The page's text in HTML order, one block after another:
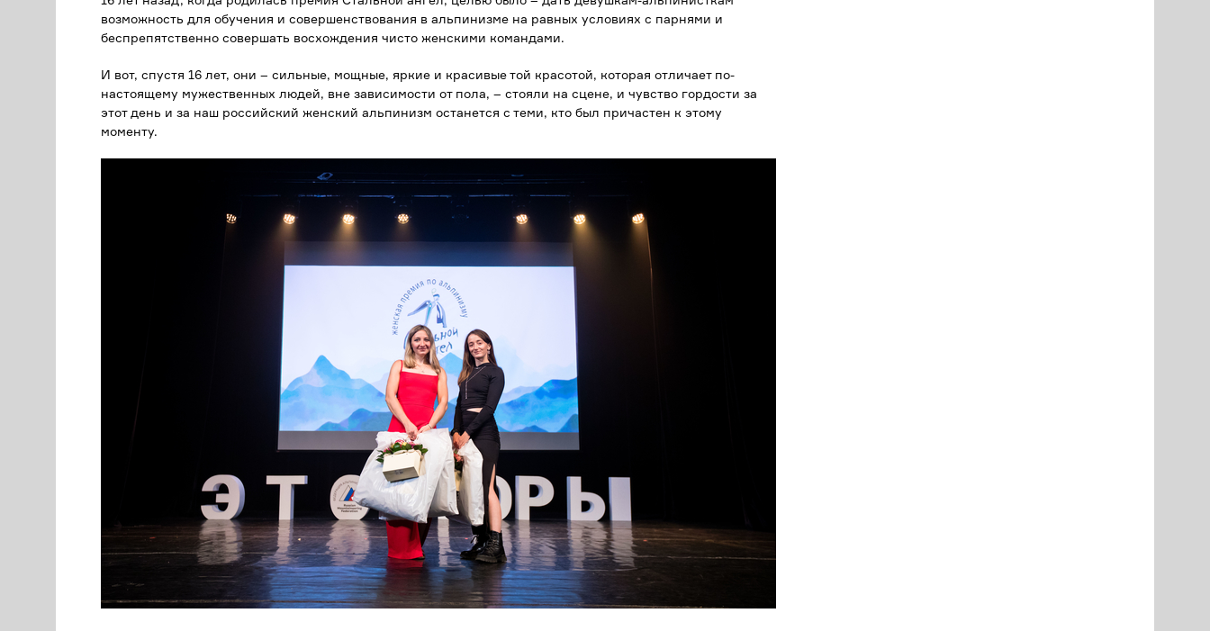
возможность для обучения и совершенствования в альпинизме на равных условиях с парнями и
беспрепятственно совершать восхождения чисто женскими командами.
И вот, спустя 16 лет, они – сильные, мощные, яркие и красивые той красотой, которая отличает по-
настоящему мужественных людей, вне зависимости от пола, – стояли на сцене, и чувство гордости за
этот день и за наш российский женский альпинизм останется с теми, кто был причастен к этому
моменту.